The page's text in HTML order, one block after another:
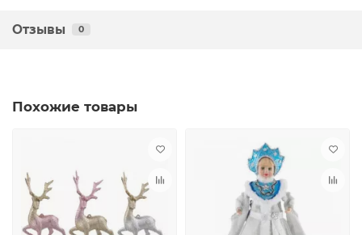
Отзывы 0
Похожие товары